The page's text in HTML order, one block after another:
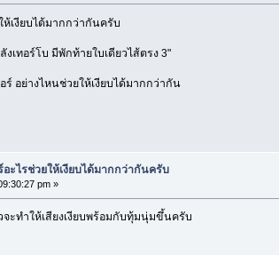
ห้เงียบได้มากกว่ากันครับ
เทอร์โบ มีพักท้ายใบเดียวไส้ตรง 3"
ร์ อย่างไหนช่วยให้เงียบได้มากกว่ากัน
อะไรช่วยให้เงียบได้มากกว่ากันครับ
pm »
ะทำให้เสียงเงียบพร้อมกับทุ้มนุ่มขึ้นครับ